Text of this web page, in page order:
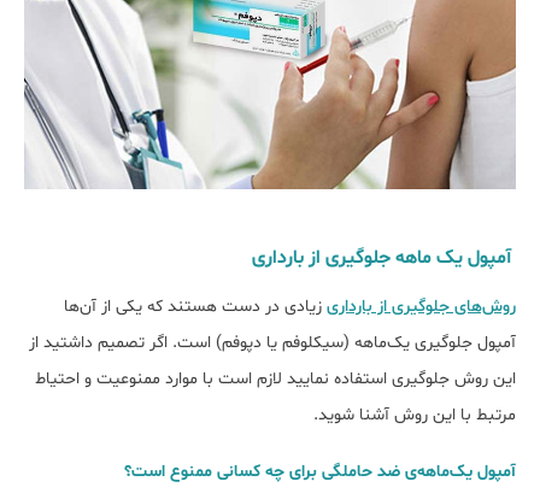
آمپول‌ یک‌ ماهه جلوگیری از بارداری
روش‌های جلوگیری از بارداری زیادی در دست هستند که یکی از آن‌ها
آمپول جلوگیری یک‌ماهه (سیکلوفم یا دپوفم) است. اگر تصمیم داشتید از
این روش جلوگیری استفاده نمایید لازم است با موارد ممنوعیت و احتیاط
مرتبط با این روش آشنا شوید.
آمپول یک‌ماهه‌ی ضد حاملگی برای چه کسانی ممنوع است؟